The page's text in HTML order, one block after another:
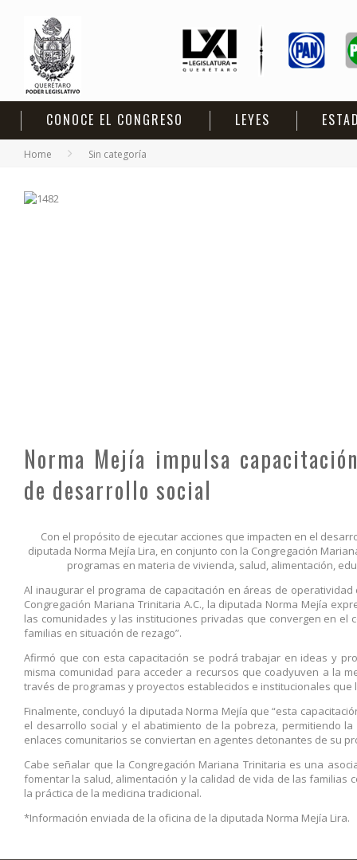
CONOCE EL CONGRESO LEYES
Home Sin categoría
Norma Mejía impulsa
de desarrollo social
Con el propósito de ejecutar acciones que impacten en el
diputada Norma Mejía Lira, en conjunto con la Congregación
programas en materia de vivienda, salud, alimentación,
Al inaugurar el programa de capacitación en áreas de
Congregación Mariana Trinitaria A.C., la diputada Norma Mejía
las comunidades y las instituciones privadas que convergen en el
familias en situación de rezago”.
Afirmó que con esta capacitación se podrá trabajar en ideas y
misma comunidad para acceder a recursos que coadyuven a la
través de programas y proyectos establecidos e institucionales que
Finalmente, concluyó la diputada Norma Mejía que “esta
el desarrollo social y el abatimiento de la pobreza, permitiendo
enlaces comunitarios se conviertan en agentes detonantes de su
Cabe señalar que la Congregación Mariana Trinitaria es una
fomentar la salud, alimentación y la calidad de vida de las familias
la práctica de la medicina tradicional.
*Información enviada de la oficina de la diputada Norma Mejía Lira.